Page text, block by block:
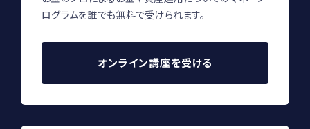
ログラムを誰でも無料で受けられます。
オンライン講座を受ける